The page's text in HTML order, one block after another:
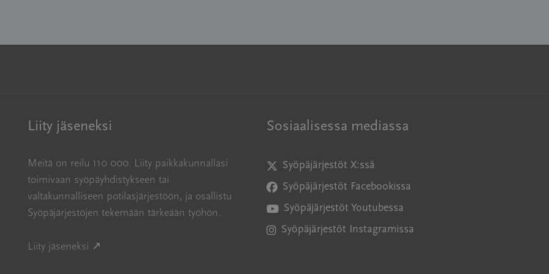
Liity jäseneksi
Meitä on reilu 110 000. Liity paikkakunnallasi
toimivaan syöpäyhdistykseen tai
valtakunnalliseen potilasjärjestöön, ja osallistu
Syöpäjärjestöjen tekemään tärkeään työhön.
Liity jäseneksi ↗
Sosiaalisessa mediassa
Syöpäjärjestöt X:ssä
Avautuu uuteen ikkunaan
Syöpäjärjestöt Facebookissa
Avautuu uuteen ikkunaan
Syöpäjärjestöt Youtubessa
Avautuu uuteen ikkunaan
Syöpäjärjestöt Instagramissa
Avautuu uuteen ikkunaan